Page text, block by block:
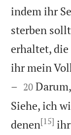
indem ihr
sterben
erhaltet,
ihr mein
– 

20
Siehe, ich
denen[15]